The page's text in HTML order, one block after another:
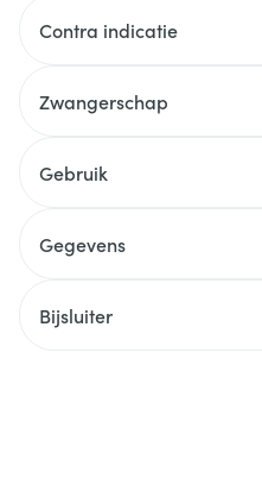
Contra indicatie
Zwangerschap
Gebruik
Gegevens
Bijsluiter